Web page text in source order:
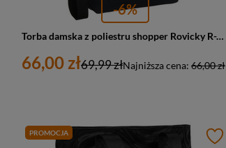
-6%
Torba damska z poliestru shopper Rovicky R-TZ15605-ZH duża A4 czarna
66,00 zł Najniższa cena: 66,00 zł
69,99 zł
PROMOCJA